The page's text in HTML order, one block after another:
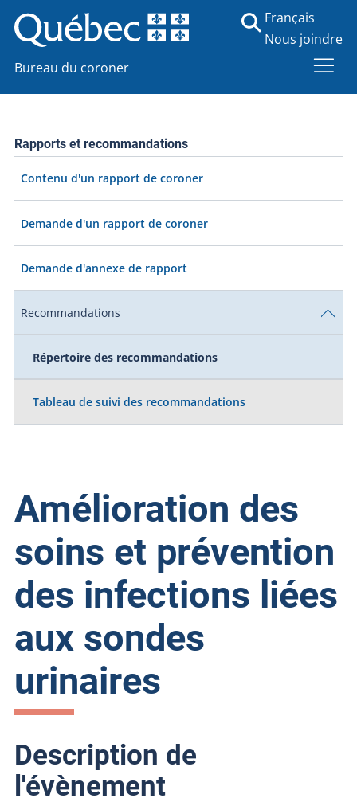
Bureau du coroner
Français
Nous joindre
Rapports et recommandations
Contenu d'un rapport de coroner
Demande d'un rapport de coroner
Demande d'annexe de rapport
Recommandations
Répertoire des recommandations
Tableau de suivi des recommandations
Amélioration des
soins et prévention
des infections liées
aux sondes
urinaires
Description de
l'évènement